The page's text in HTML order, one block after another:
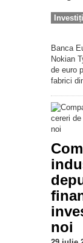
Banca
Nokian
de euro
fabrici
noi